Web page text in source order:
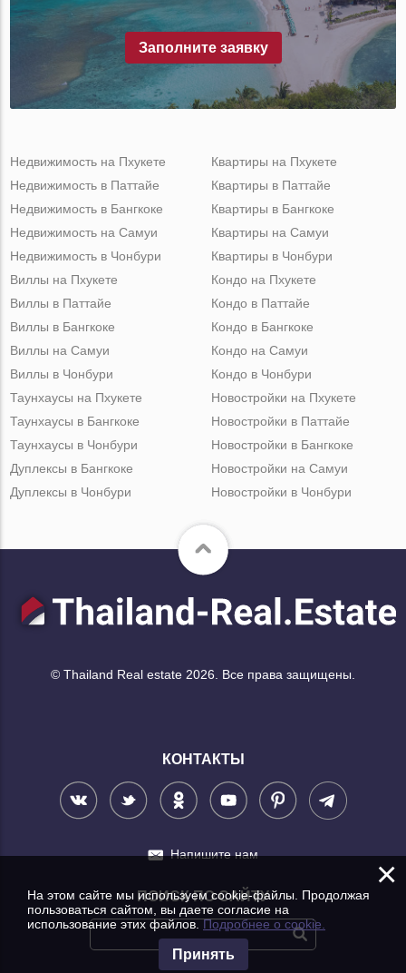
Заполните заявку
Недвижимость на Пхукете
Недвижимость в Паттайе
Недвижимость в Бангкоке
Недвижимость на Самуи
Недвижимость в Чонбури
Квартиры на Пхукете
Квартиры в Паттайе
Квартиры в Бангкоке
Квартиры на Самуи
Квартиры в Чонбури
Виллы на Пхукете
Виллы в Паттайе
Виллы в Бангкоке
Виллы на Самуи
Виллы в Чонбури
Кондо на Пхукете
Кондо в Паттайе
Кондо в Бангкоке
Кондо на Самуи
Кондо в Чонбури
Таунхаусы на Пхукете
Таунхаусы в Бангкоке
Таунхаусы в Чонбури
Дуплексы в Бангкоке
Дуплексы в Чонбури
Новостройки на Пхукете
Новостройки в Паттайе
Новостройки в Бангкоке
Новостройки на Самуи
Новостройки в Чонбури
© Thailand Real estate 2026. Все права защищены.
КОНТАКТЫ
Напишите нам
ПОИСК ПО САЙТУ
×
На этом сайте мы используем cookie-файлы. Продолжая
пользоваться сайтом, вы даете согласие на
использование этих файлов.Подробнее о cookie.
Принять